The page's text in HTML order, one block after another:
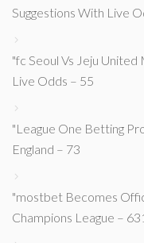
Suggestions With Live
"fc Seoul Vs Jeju
Live Odds – 55
"League One Betting
England – 73
"mostbet Becomes
Champions League –